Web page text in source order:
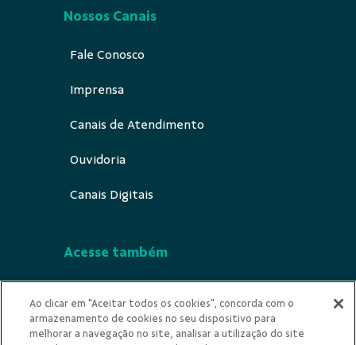
Nossos Canais
Fale Conosco
Imprensa
Canais de Atendimento
Ouvidoria
Canais Digitais
Acesse também
Indícios de Ilícitude
Ao clicar em "Aceitar todos os cookies", concorda com o
armazenamento de cookies no seu dispositivo para
melhorar a navegação no site, analisar a utilização do site